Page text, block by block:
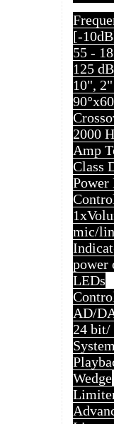
[-
55 -
125 dB
10",
2000
Amp
Class
Power
mic/
power
LEDs
AD/
24 bit/
Wedge